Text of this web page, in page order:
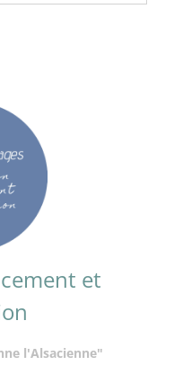
et
l'Alsacienne"